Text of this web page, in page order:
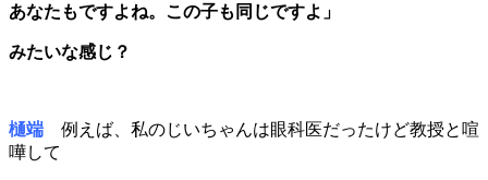
あなたもですよね。この子も同じですよ」
みたいな感じ？
樋端 例えば、私のじいちゃんは眼科医だったけど教授と喧
嘩して